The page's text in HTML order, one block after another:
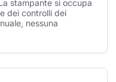
stampante si occupa
dei controlli dei
nessuna